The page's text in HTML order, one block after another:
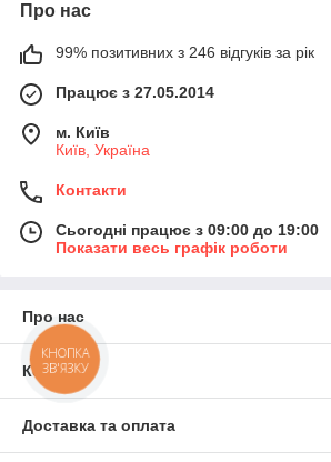
Про нас
99% позитивних з 246 відгуків за рік
Працює з 27.05.2014
м. Київ
Київ, Україна
Контакти
Сьогодні працює з 09:00 до 19:00
Показати весь графік роботи
Про нас
Контакти
Доставка та оплата
КНОПКА
ЗВ'ЯЗКУ